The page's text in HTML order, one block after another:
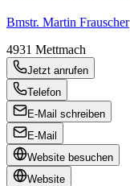
Bmstr. Martin Frauscher
4931 Mettmach
Jetzt anrufen
Telefon
E-Mail schreiben
E-Mail
Website besuchen
Website